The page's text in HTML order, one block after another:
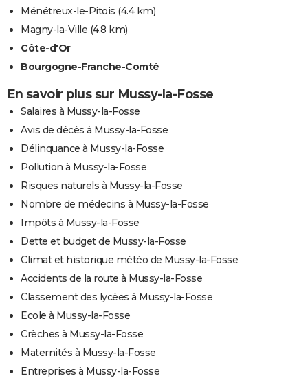
Ménétreux-le-Pitois (4.4 km)
Magny-la-Ville (4.8 km)
Côte-d'Or
Bourgogne-Franche-Comté
En savoir plus sur Mussy-la-Fosse
Salaires à Mussy-la-Fosse
Avis de décès à Mussy-la-Fosse
Délinquance à Mussy-la-Fosse
Pollution à Mussy-la-Fosse
Risques naturels à Mussy-la-Fosse
Nombre de médecins à Mussy-la-Fosse
Impôts à Mussy-la-Fosse
Dette et budget de Mussy-la-Fosse
Climat et historique météo de Mussy-la-Fosse
Accidents de la route à Mussy-la-Fosse
Classement des lycées à Mussy-la-Fosse
Ecole à Mussy-la-Fosse
Crèches à Mussy-la-Fosse
Maternités à Mussy-la-Fosse
Entreprises à Mussy-la-Fosse